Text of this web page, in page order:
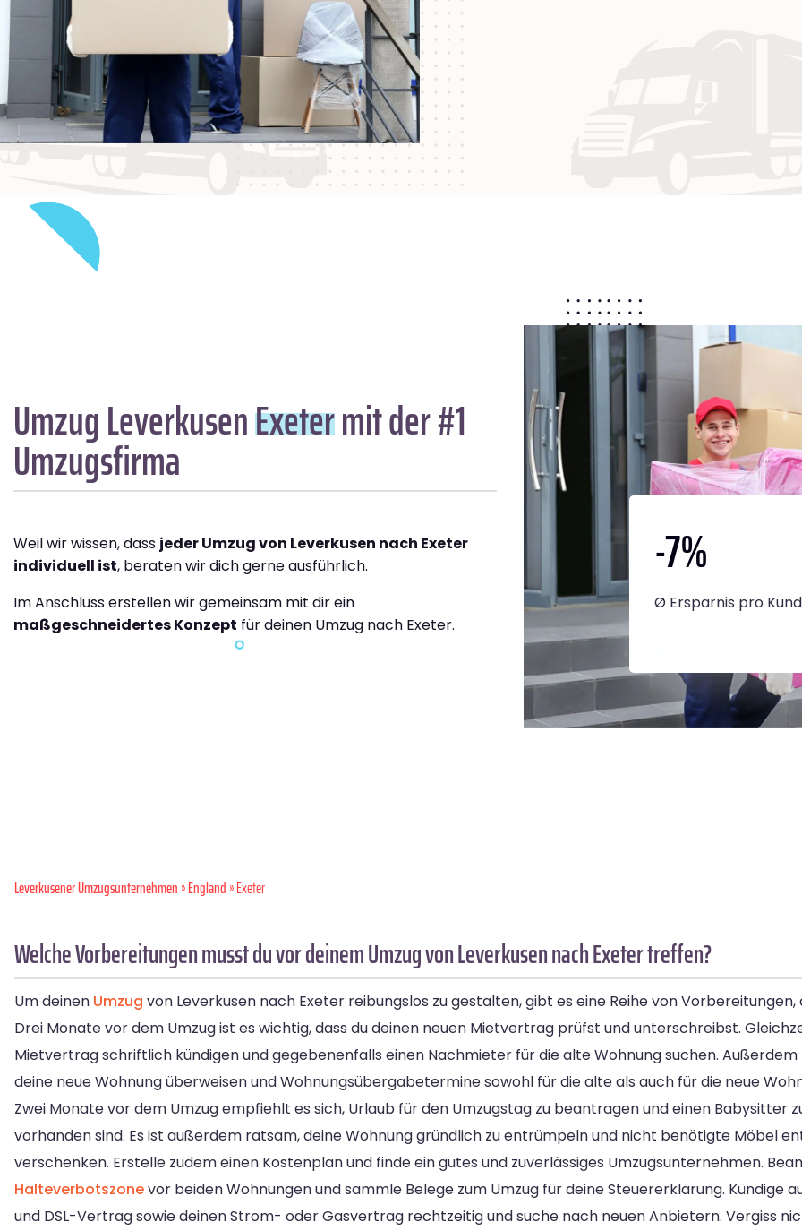
Umzug LeverkusenExetermit der #1
Umzugsfirma
Weil wir wissen, dass jeder Umzug von Leverkusen nach Exeter
individuell ist, beraten wir dich gerne ausführlich.
Im Anschluss erstellen wir gemeinsam mit dir ein
maßgeschneidertes Konzept für deinen Umzug nach Exeter.
-7%
Ø Ersparnis pro
Leverkusener Umzugsunternehmen»England» Exeter
Welche Vorbereitungen musst du vor deinem Umzug von Leverkusen nach Exeter treffen?
Um deinen Umzug von Leverkusen nach Exeter reibungslos zu gestalten, gibt es eine Reihe von
Drei Monate vor dem Umzug ist es wichtig, dass du deinen neuen Mietvertrag prüfst und unterschreibst.
Mietvertrag schriftlich kündigen und gegebenenfalls einen Nachmieter für die alte Wohnung suchen.
deine neue Wohnung überweisen und Wohnungsübergabetermine sowohl für die alte als auch für die neue
Zwei Monate vor dem Umzug empfiehlt es sich, Urlaub für den Umzugstag zu beantragen und einen Babysitter
vorhanden sind. Es ist außerdem ratsam, deine Wohnung gründlich zu entrümpeln und nicht benötigte Möbel
verschenken. Erstelle zudem einen Kostenplan und finde ein gutes und zuverlässiges Umzugsunternehmen.
Halteverbotszonevor beiden Wohnungen und sammle Belege zum Umzug für deine Steuererklärung. Kündige
und DSL-Vertrag sowie deinen Strom- oder Gasvertrag rechtzeitig und suche nach neuen Anbietern. Vergiss